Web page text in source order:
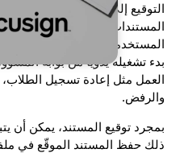
التوقيع إلى تجربة رقمية
المستندات (مثل الاتفاقيات
بدء تشغيله يدويًا من بوابة
العمل مثل إعادة تسجيل الطلاب،
والرفض.
بمجرد توقيع المستند، يمكن أن
ذلك حفظ المستند الموقّع في